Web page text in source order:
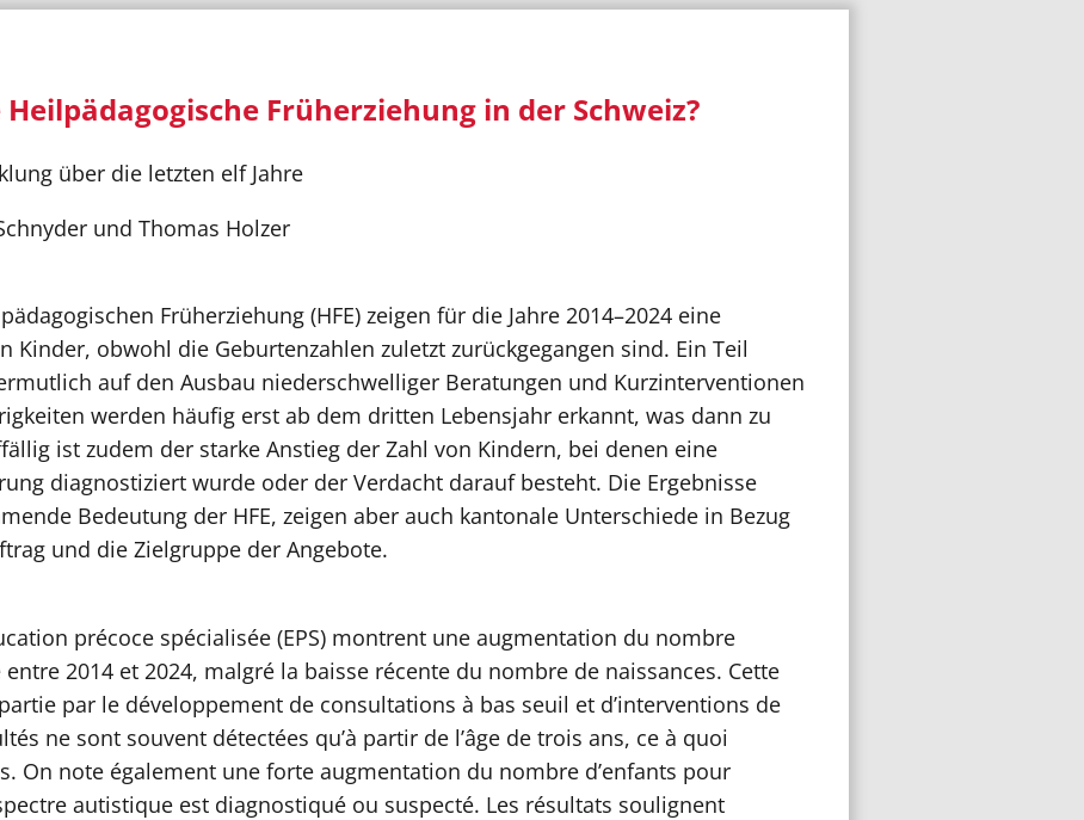
Früherziehung in der Schweiz?
über die letzten elf Jahre
und Thomas Holzer
Früherziehung (HFE) zeigen für die Jahre 2014–2024 eine
Kinder, obwohl die Geburtenzahlen zuletzt zurückgegangen sind. Ein Teil
auf den Ausbau niederschwelliger Beratungen und Kurzinterventionen
werden häufig erst ab dem dritten Lebensjahr erkannt, was dann zu
ist zudem der starke Anstieg der Zahl von Kindern, bei denen eine
diagnostiziert wurde oder der Verdacht darauf besteht. Die Ergebnisse
Bedeutung der HFE, zeigen aber auch kantonale Unterschiede in Bezug
und die Zielgruppe der Angebote.
précoce spécialisée (EPS) montrent une augmentation du nombre
entre 2014 et 2024, malgré la baisse récente du nombre de naissances. Cette
par le développement de consultations à bas seuil et d’interventions de
ne sont souvent détectées qu’à partir de l’âge de trois ans, ce à quoi
On note également une forte augmentation du nombre d’enfants pour
autistique est diagnostiqué ou suspecté. Les résultats soulignent